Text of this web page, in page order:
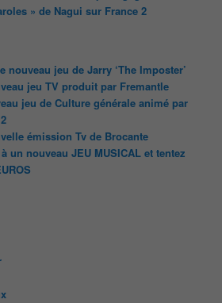
» de Nagui sur France 2
nouveau jeu de Jarry ‘The Imposter’
jeu TV produit par Fremantle
jeu de Culture générale animé par
émission Tv de Brocante
un nouveau JEU MUSICAL et tentez